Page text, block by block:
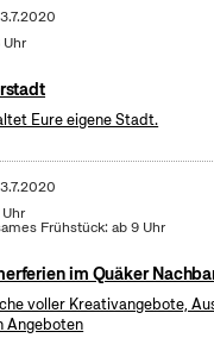
3.7.2020
Eure eigene Stadt.
3.7.2020
Frühstück: ab 9 Uhr
im Quäker
voller Kreativangebote,
Angeboten